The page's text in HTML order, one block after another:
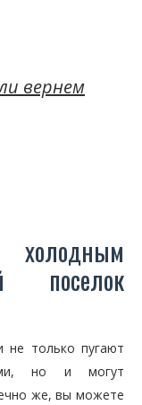
вернем
холодным
поселок
только пугают
но и могут
же, вы можете